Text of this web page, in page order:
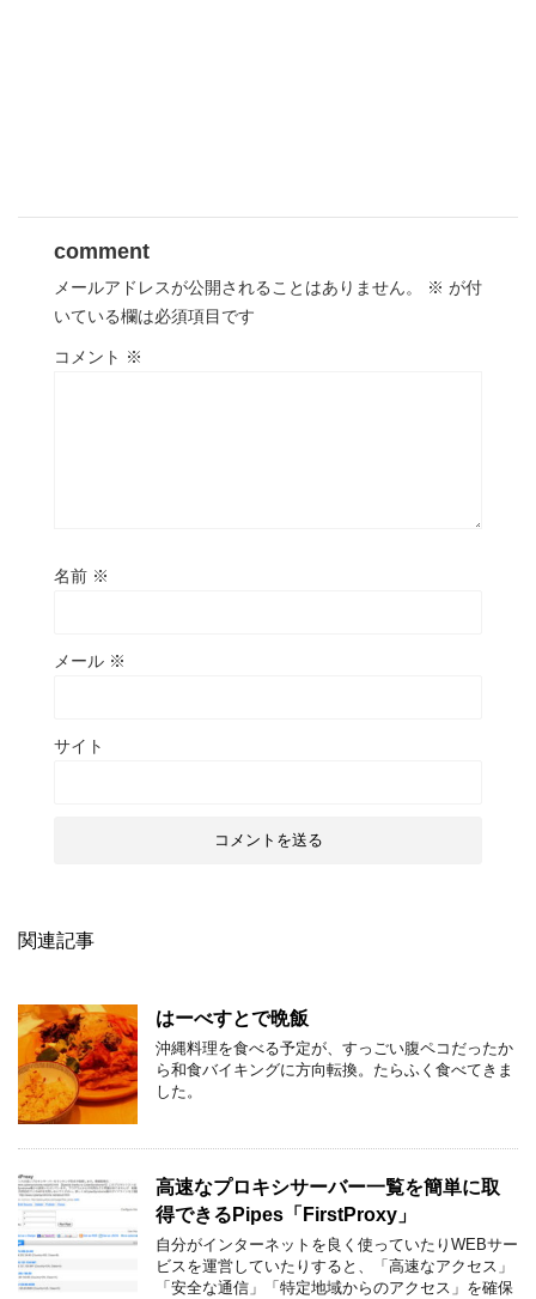
comment
メールアドレスが公開されることはありません。 ※ が付
いている欄は必須項目です
コメント ※
名前 ※
メール ※
サイト
関連記事
はーべすとで晩飯
沖縄料理を食べる予定が、すっごい腹ペコだったか
ら和食バイキングに方向転換。たらふく食べてきま
した。
高速なプロキシサーバー一覧を簡単に取
得できるPipes「FirstProxy」
自分がインターネットを良く使っていたりWEBサー
ビスを運営していたりすると、「高速なアクセス」
「安全な通信」「特定地域からのアクセス」を確保